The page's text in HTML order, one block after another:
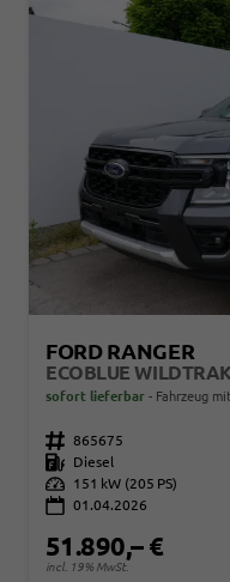
FORD RANGER
sofort lieferbar Fahrzeug
Fahrzeugnr. 865675
Kraftstoff
Diesel
Leistung
151 kW (205 PS)
01.04.2026
51.890,– €
incl. 19% MwSt.